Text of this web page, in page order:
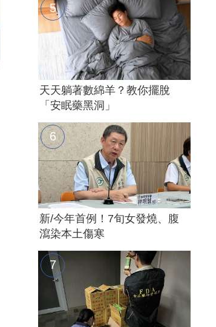
天天躺著數綿羊？教你擺脫
「安眠藥黑洞」
新/今年首例！7旬女發燒、腹
瀉染本土傷寒